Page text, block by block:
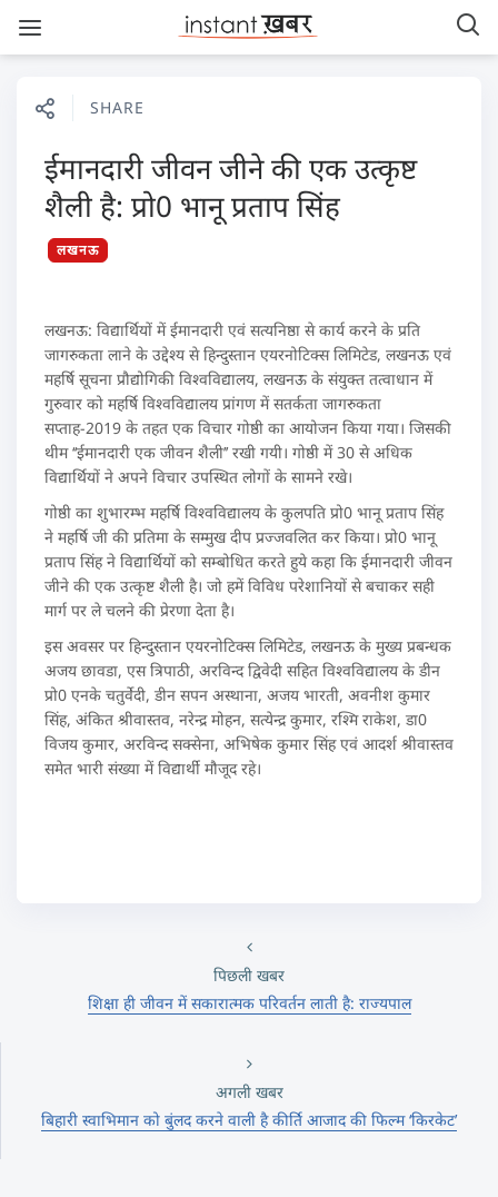
SHARE
ईमानदारी जीवन जीने की एक उत्कृष्ट
शैली है: प्रो0 भानू प्रताप सिंह
लखनऊ
लखनऊ: विद्यार्थियों में ईमानदारी एवं सत्यनिष्ठा से कार्य करने के प्रति
जागरुकता लाने के उद्देश्य से हिन्दुस्तान एयरनोटिक्स लिमिटेड, लखनऊ एवं
महर्षि सूचना प्रौद्योगिकी विश्वविद्यालय, लखनऊ के संयुक्त तत्वाधान में
गुरुवार को महर्षि विश्वविद्यालय प्रांगण में सतर्कता जागरुकता
सप्ताह-2019 के तहत एक विचार गोष्ठी का आयोजन किया गया। जिसकी
थीम ‘‘ईमानदारी एक जीवन शैली’’ रखी गयी। गोष्ठी में 30 से अधिक
विद्यार्थियों ने अपने विचार उपस्थित लोगों के सामने रखे।
गोष्ठी का शुभारम्भ महर्षि विश्वविद्यालय के कुलपति प्रो0 भानू प्रताप सिंह
ने महर्षि जी की प्रतिमा के सम्मुख दीप प्रज्जवलित कर किया। प्रो0 भानू
प्रताप सिंह ने विद्यार्थियों को सम्बोधित करते हुये कहा कि ईमानदारी जीवन
जीने की एक उत्कृष्ट शैली है। जो हमें विविध परेशानियों से बचाकर सही
मार्ग पर ले चलने की प्रेरणा देता है।
इस अवसर पर हिन्दुस्तान एयरनोटिक्स लिमिटेड, लखनऊ के मुख्य प्रबन्धक
अजय छावडा, एस त्रिपाठी, अरविन्द द्विवेदी सहित विश्वविद्यालय के डीन
प्रो0 एनके चतुर्वेदी, डीन सपन अस्थाना, अजय भारती, अवनीश कुमार
सिंह, अंकित श्रीवास्तव, नरेन्द्र मोहन, सत्येन्द्र कुमार, रश्मि राकेश, डा0
विजय कुमार, अरविन्द सक्सेना, अभिषेक कुमार सिंह एवं आदर्श श्रीवास्तव
समेत भारी संख्या में विद्यार्थी मौजूद रहे।
पिछली खबर
शिक्षा ही जीवन में सकारात्मक परिवर्तन लाती है: राज्यपाल
अगली खबर
बिहारी स्वाभिमान को बुंलद करने वाली है कीर्ति आजाद की फिल्‍म ‘किरकेट’